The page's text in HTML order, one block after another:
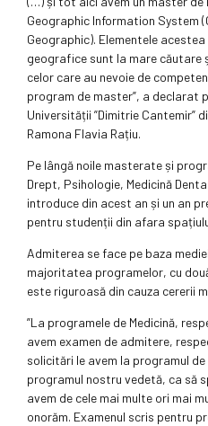
Geographic Information System
Geographic). Elementele
geografice sunt la mare căutare
celor care au nevoie de
program de master”, a declarat
Universității ”Dimitrie Cantemir”
Ramona Flavia Rațiu.
Pe lângă noile masterate și
Drept, Psihologie, Medicină
introduce din acest an și un an
pentru studenții din afara
Admiterea se face pe baza
majoritatea programelor, cu
este riguroasă din cauza cererii
”La programele de Medicină,
avem examen de admitere,
solicitări le avem la programul
programul nostru vedetă, ca să
avem de cele mai multe ori mai
onorăm. Examenul scris pentru